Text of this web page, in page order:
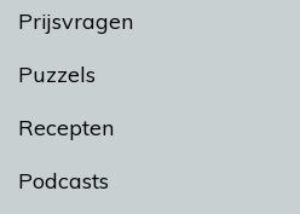
Prijsvragen
Puzzels
Recepten
Podcasts